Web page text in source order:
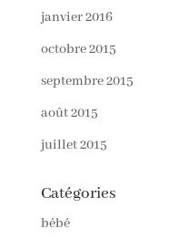
janvier 2016
octobre 2015
septembre 2015
août 2015
juillet 2015
Catégories
bébé